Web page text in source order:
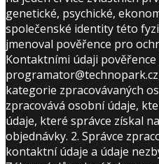
genetické, psychické,
společenské identity této
jmenoval pověřence pro
Kontaktními údaji pověřence
kategorie zpracovávaných
zpracovává osobní údaje,
údaje, které správce získal
objednávky. 2. Správce
kontaktní údaje a údaje